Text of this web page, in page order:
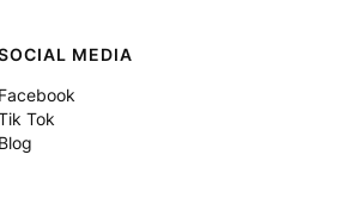
MEDIA
Facebook
Tok
Blog